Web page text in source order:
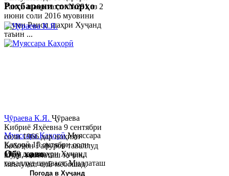
Раиси шаҳр таҳти №281 аз 2
июни соли 2016 муовини
якуми Раиси шаҳри Хуҷанд
таъин ...
Муяссара ҚаҳорӣМуяссара
Қаҳорӣ 15 октябри соли
1979 дар шаҳри Хуҷанд
таваллуд шудааст. Миллаташ
тоҷик. Маълумот олӣ. Соли
Роҳбарони сохторҳо
Ҷӯраева К.Я. Ҷӯраева
Кибриё Яҳёевна 9 сентябри
соли 1966 дар ноҳияи
Бобоҷон Ғафуров таваллуд
шуда, миллаташ тоҷик,
маълумот олӣ мебошад.
Соли 1997 Донишг...
Обу хаво
Погода в Хуҷанд